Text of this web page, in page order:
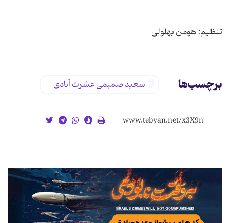
تنظیم: هومن بهلولی
برچسب‌ها سعید صمیمی عشرت آبادی